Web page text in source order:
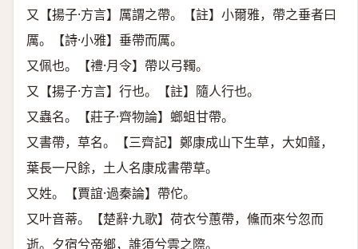
又【揚子·方言】厲謂之帶。【註】小爾雅，帶之垂者曰
厲。【詩·小雅】垂帶而厲。
又佩也。【禮·月令】帶以弓䪅。
又【揚子·方言】行也。【註】隨人行也。
又蟲名。【莊子·齊物論】螂蛆甘帶。
又書帶，草名。【三齊記】鄭康成山下生草，大如䪥，
葉長一尺餘，土人名康成書帶草。
又姓。【賈誼·過秦論】帶佗。
又叶音蒂。【楚辭·九歌】荷衣兮蕙帶，儵而來兮忽而
逝。夕宿兮帝鄉，誰須兮雲之際。